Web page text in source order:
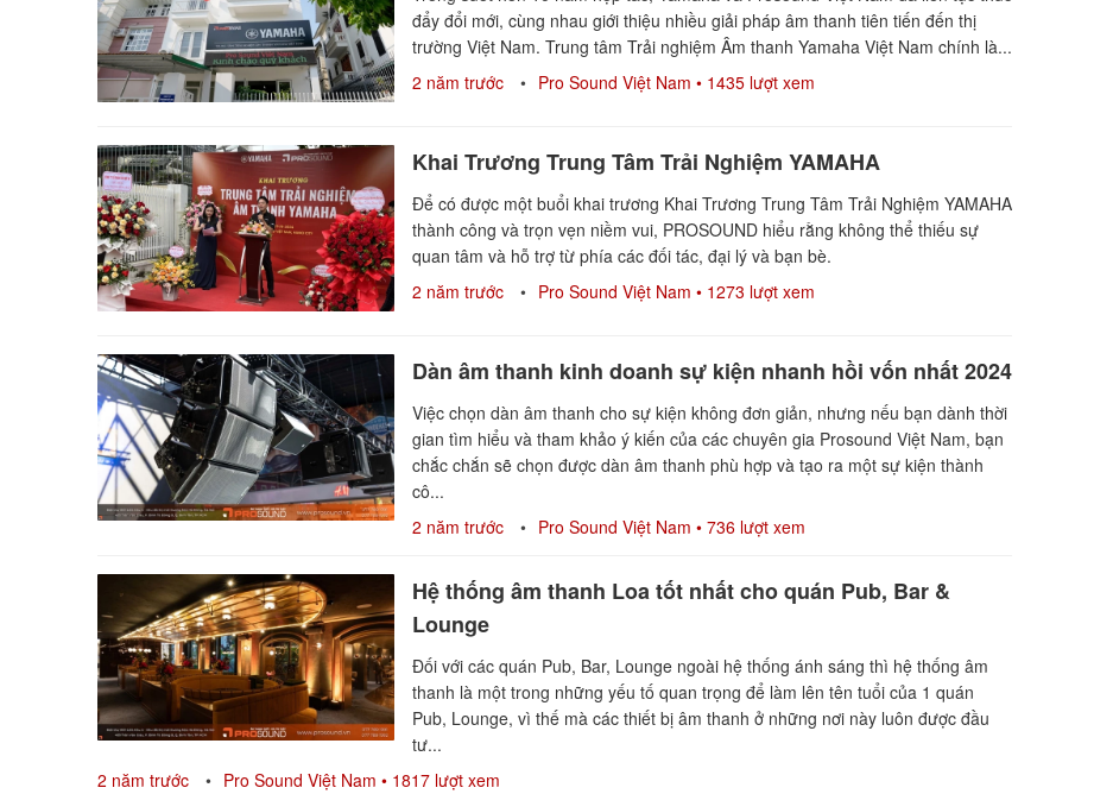
đẩy đổi mới, cùng nhau giới thiệu nhiều giải pháp âm thanh tiên tiến đến thị
trường Việt Nam. Trung tâm Trải nghiệm Âm thanh Yamaha Việt Nam chính là...
2 năm trước
Pro Sound Việt Nam • 1435 lượt xem
Khai Trương Trung Tâm Trải Nghiệm YAMAHA
Để có được một buổi khai trương Khai Trương Trung Tâm Trải Nghiệm YAMAHA
thành công và trọn vẹn niềm vui, PROSOUND hiểu rằng không thể thiếu sự
quan tâm và hỗ trợ từ phía các đối tác, đại lý và bạn bè.
2 năm trước
Pro Sound Việt Nam • 1273 lượt xem
Dàn âm thanh kinh doanh sự kiện nhanh hồi vốn nhất 2024
Việc chọn dàn âm thanh cho sự kiện không đơn giản, nhưng nếu bạn dành thời
gian tìm hiểu và tham khảo ý kiến của các chuyên gia Prosound Việt Nam, bạn
chắc chắn sẽ chọn được dàn âm thanh phù hợp và tạo ra một sự kiện thành
cô...
2 năm trước
Pro Sound Việt Nam • 736 lượt xem
Hệ thống âm thanh Loa tốt nhất cho quán Pub, Bar &
Lounge
Đối với các quán Pub, Bar, Lounge ngoài hệ thống ánh sáng thì hệ thống âm
thanh là một trong những yếu tố quan trọng để làm lên tên tuổi của 1 quán
Pub, Lounge, vì thế mà các thiết bị âm thanh ở những nơi này luôn được đầu
tư...
2 năm trước
Pro Sound Việt Nam • 1817 lượt xem